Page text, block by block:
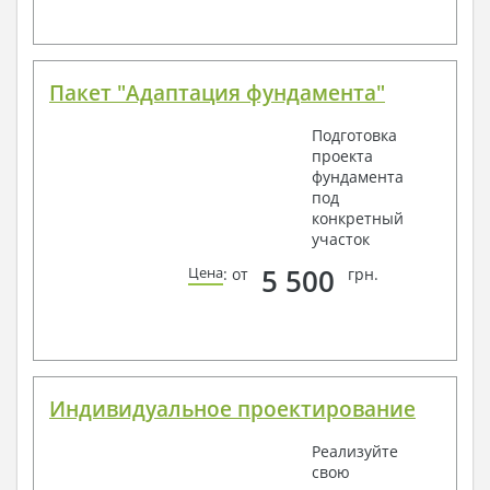
Пакет "Адаптация фундамента"
Подготовка
проекта
фундамента
под
конкретный
участок
Цена: от 5 500 грн.
Индивидуальное проектирование
Реализуйте
свою